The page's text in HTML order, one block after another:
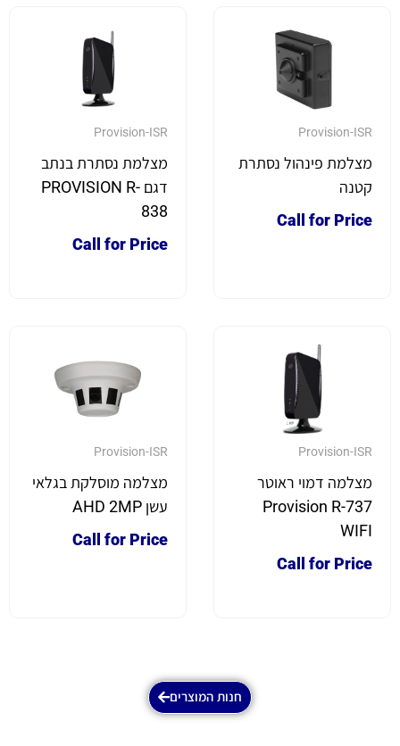
Provision-ISR
מצלמת פינהול נסתרת
קטנה
Call for Price
Provision-ISR
מצלמת נסתרת בנתב
דגם PROVISION R-
838
Call for Price
Provision-ISR
מצלמה דמוי ראוטר
Provision R-737
WIFI
Call for Price
Provision-ISR
מצלמה מוסלקת בגלאי
עשן AHD 2MP
Call for Price
חנות המוצרים